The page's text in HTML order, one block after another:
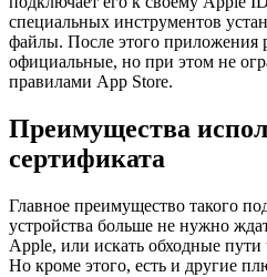
специальных инструментов
файлы. После этого приложения
официальные, но при этом не
правилами App Store.
Преимущества
сертификата
Главное преимущество такого
устройства больше не нужно
Apple, или искать обходные пути
Но кроме этого, есть и другие